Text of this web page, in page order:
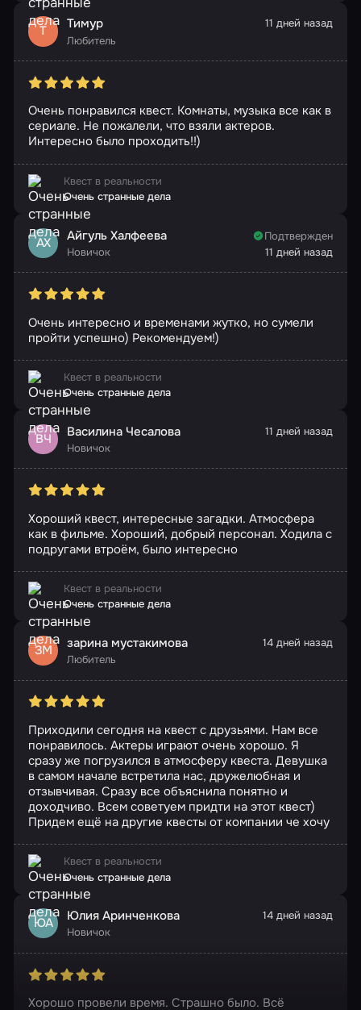
Т Тимур
Любитель
11 дней назад
Очень понравился квест. Комнаты, музыка все как в
сериале. Не пожалели, что взяли актеров.
Интересно было проходить!!)
Квест в реальности
Очень странные дела
АХ Айгуль Халфеева
Новичок
Подтвержден
11 дней назад
Очень интересно и временами жутко, но сумели
пройти успешно) Рекомендуем!)
Квест в реальности
Очень странные дела
ВЧ Василина Чесалова
Новичок
11 дней назад
Хороший квест, интересные загадки. Атмосфера
как в фильме. Хороший, добрый персонал. Ходила с
подругами втроём, было интересно
Квест в реальности
Очень странные дела
ЗМ зарина мустакимова
Любитель
14 дней назад
Приходили сегодня на квест с друзьями. Нам все
понравилось. Актеры играют очень хорошо. Я
сразу же погрузился в атмосферу квеста. Девушка
в самом начале встретила нас, дружелюбная и
отзывчивая. Сразу все объяснила понятно и
доходчиво. Всем советуем придти на этот квест)
Придем ещё на другие квесты от компании че хочу
Квест в реальности
Очень странные дела
ЮА Юлия Аринченкова
Новичок
14 дней назад
Хорошо провели время. Страшно было. Всё